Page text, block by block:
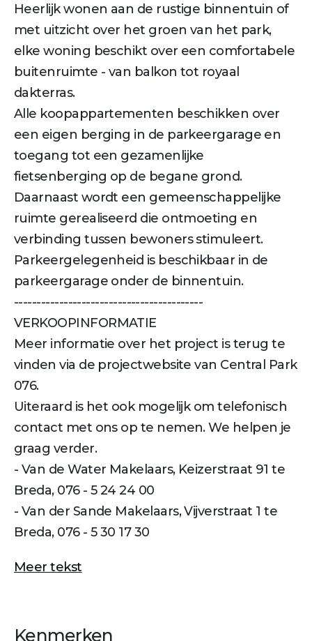
Heerlijk wonen aan de rustige binnentuin of
met uitzicht over het groen van het park,
elke woning beschikt over een comfortabele
buitenruimte - van balkon tot royaal
dakterras.
Alle koopappartementen beschikken over
een eigen berging in de parkeergarage en
toegang tot een gezamenlijke
fietsenberging op de begane grond.
Daarnaast wordt een gemeenschappelijke
ruimte gerealiseerd die ontmoeting en
verbinding tussen bewoners stimuleert.
Parkeergelegenheid is beschikbaar in de
parkeergarage onder de binnentuin.
------------------------------------------
VERKOOPINFORMATIE
Meer informatie over het project is terug te
vinden via de projectwebsite van Central Park
076.
Uiteraard is het ook mogelijk om telefonisch
contact met ons op te nemen. We helpen je
graag verder.
- Van de Water Makelaars, Keizerstraat 91 te
Breda, 076 - 5 24 24 00
- Van der Sande Makelaars, Vijverstraat 1 te
Breda, 076 - 5 30 17 30
Meer tekst
Kenmerken